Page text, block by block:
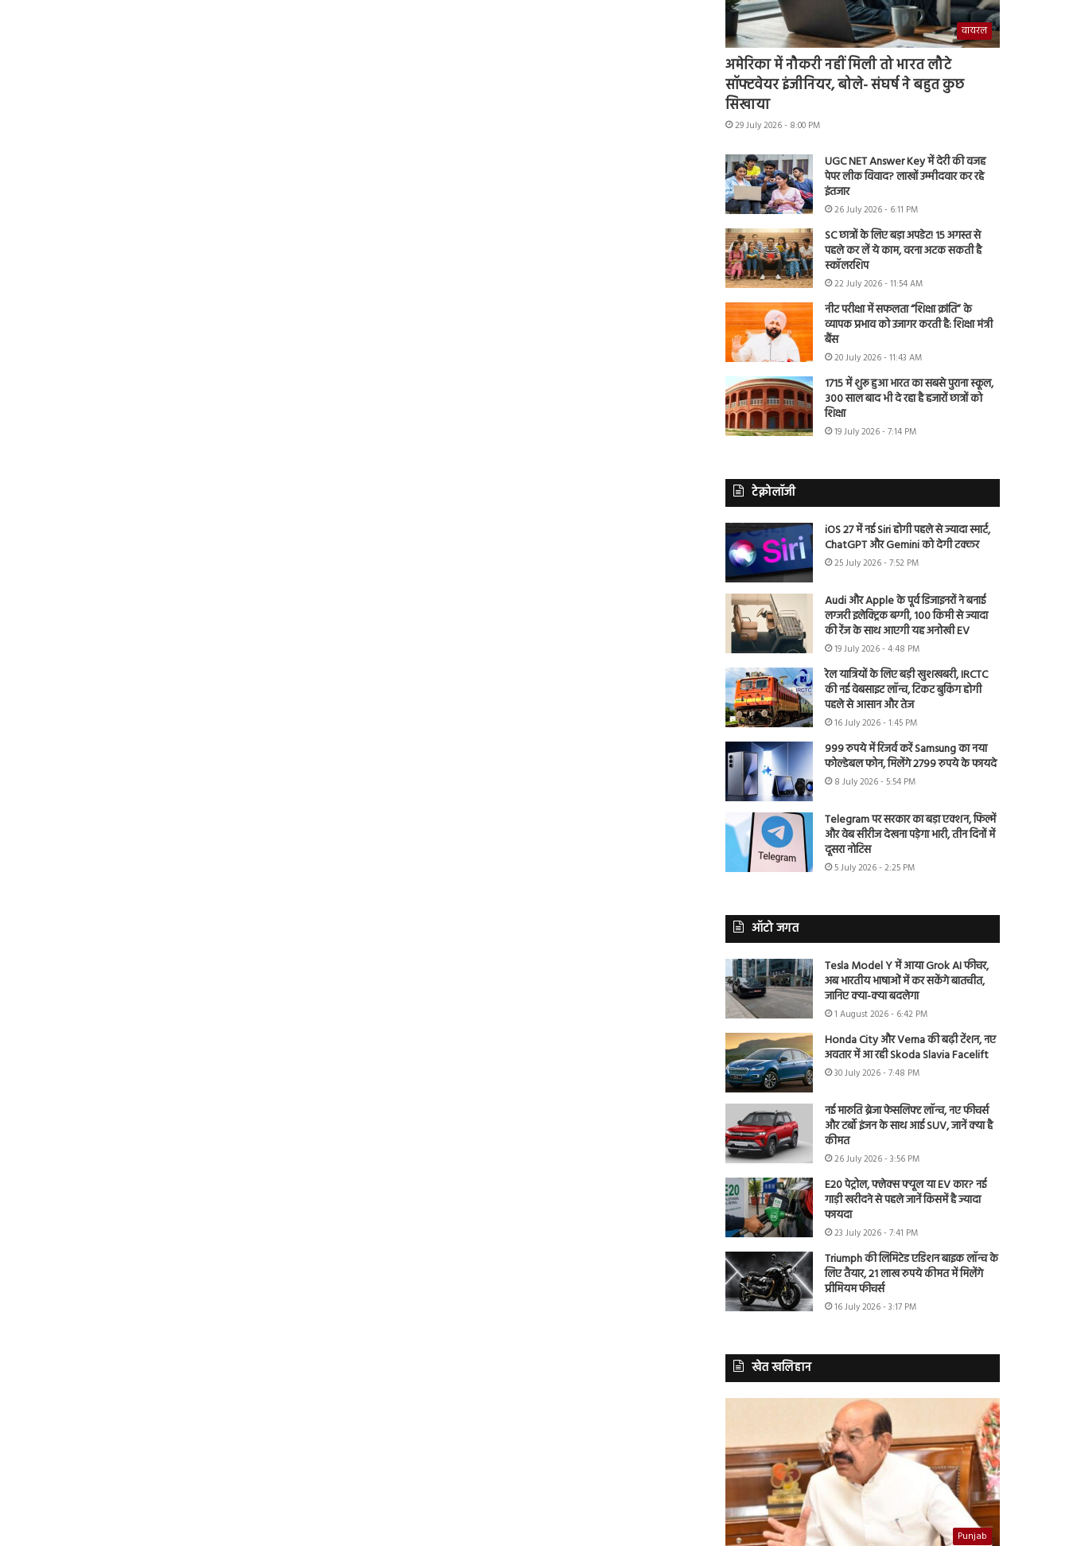
वायरल
अमेरिका में नौकरी नहीं मिली तो भारत लौटे
सॉफ्टवेयर इंजीनियर, बोले- संघर्ष ने बहुत कुछ
सिखाया
29 July 2026 - 8:00 PM
UGC NET Answer Key में देरी की वजह
पेपर लीक विवाद? लाखों उम्मीदवार कर रहे
इंतजार
26 July 2026 - 6:11 PM
SC छात्रों के लिए बड़ा अपडेट! 15 अगस्त से
पहले कर लें ये काम, वरना अटक सकती है
स्कॉलरशिप
22 July 2026 - 11:54 AM
नीट परीक्षा में सफलता “शिक्षा क्रांति” के
व्यापक प्रभाव को उजागर करती है: शिक्षा मंत्री
बैंस
20 July 2026 - 11:43 AM
1715 में शुरू हुआ भारत का सबसे पुराना स्कूल,
300 साल बाद भी दे रहा है हजारों छात्रों को
शिक्षा
19 July 2026 - 7:14 PM
टेक्नोलॉजी
iOS 27 में नई Siri होगी पहले से ज्यादा स्मार्ट,
ChatGPT और Gemini को देगी टक्कर
25 July 2026 - 7:52 PM
Audi और Apple के पूर्व डिजाइनरों ने बनाई
लग्जरी इलेक्ट्रिक बग्गी, 100 किमी से ज्यादा
की रेंज के साथ आएगी यह अनोखी EV
19 July 2026 - 4:48 PM
रेल यात्रियों के लिए बड़ी खुशखबरी, IRCTC
की नई वेबसाइट लॉन्च, टिकट बुकिंग होगी
पहले से आसान और तेज
16 July 2026 - 1:45 PM
999 रुपये में रिजर्व करें Samsung का नया
फोल्डेबल फोन, मिलेंगे 2799 रुपये के फायदे
8 July 2026 - 5:54 PM
Telegram पर सरकार का बड़ा एक्शन, फिल्में
और वेब सीरीज देखना पड़ेगा भारी, तीन दिनों में
दूसरा नोटिस
5 July 2026 - 2:25 PM
ऑटो जगत
Tesla Model Y में आया Grok AI फीचर,
अब भारतीय भाषाओं में कर सकेंगे बातचीत,
जानिए क्या-क्या बदलेगा
1 August 2026 - 6:42 PM
Honda City और Verna की बढ़ी टेंशन, नए
अवतार में आ रही Skoda Slavia Facelift
30 July 2026 - 7:48 PM
नई मारुति ब्रेजा फेसलिफ्ट लॉन्च, नए फीचर्स
और टर्बो इंजन के साथ आई SUV, जानें क्या है
कीमत
26 July 2026 - 3:56 PM
E20 पेट्रोल, फ्लेक्स फ्यूल या EV कार? नई
गाड़ी खरीदने से पहले जानें किसमें है ज्यादा
फायदा
23 July 2026 - 7:41 PM
Triumph की लिमिटेड एडिशन बाइक लॉन्च के
लिए तैयार, 21 लाख रुपये कीमत में मिलेंगे
प्रीमियम फीचर्स
16 July 2026 - 3:17 PM
खेत खलिहान
Punjab